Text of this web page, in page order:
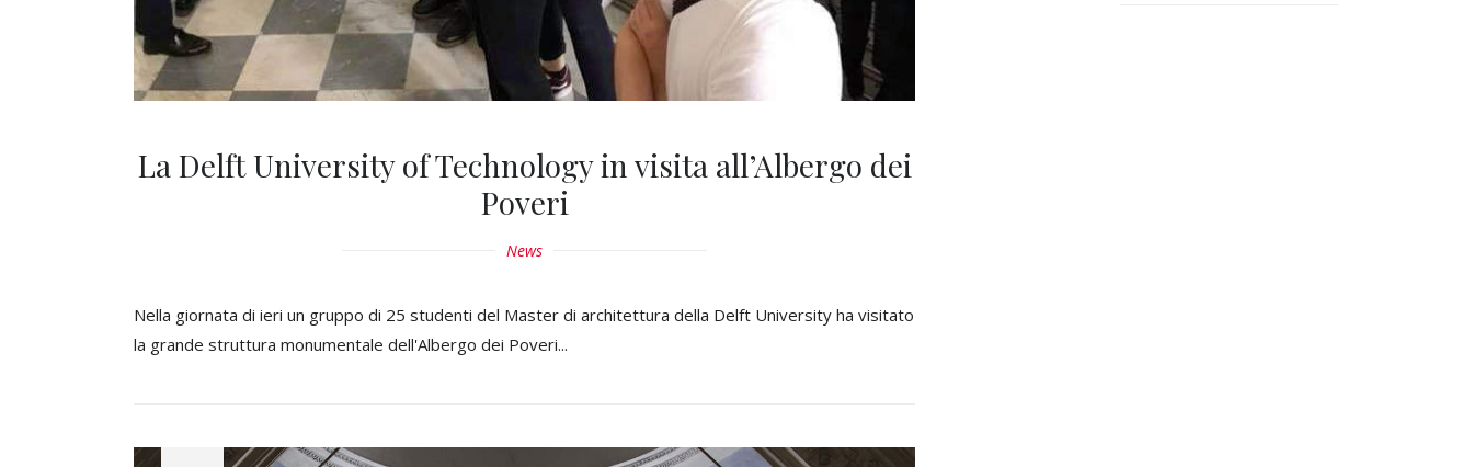
La Delft University of Technology in visita all’Albergo dei
Poveri
News
Nella giornata di ieri un gruppo di 25 studenti del Master di architettura della Delft University ha visitato
la grande struttura monumentale dell'Albergo dei Poveri...